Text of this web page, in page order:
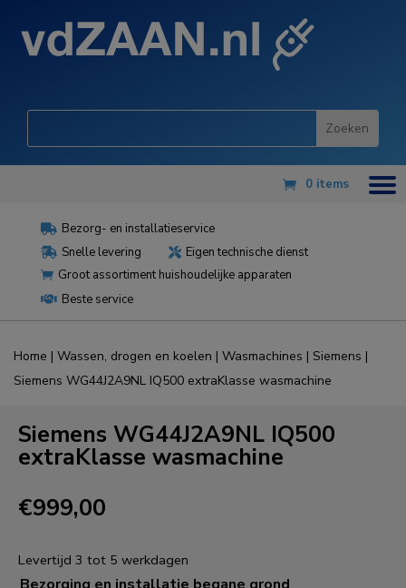
0 items
 Bezorg- en installatieservice
 Snelle levering  Eigen technische dienst
 Groot assortiment huishoudelijke apparaten
 Beste service
Home | Wassen, drogen en koelen | Wasmachines | Siemens |
Siemens WG44J2A9NL IQ500 extraKlasse wasmachine
Siemens WG44J2A9NL IQ500
extraKlasse wasmachine
€999,00
Levertijd 3 tot 5 werkdagen